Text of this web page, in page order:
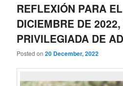
REFLEXIÓN PARA
DICIEMBRE DE
PRIVILEGIADA DE
Posted on20 December, 2022